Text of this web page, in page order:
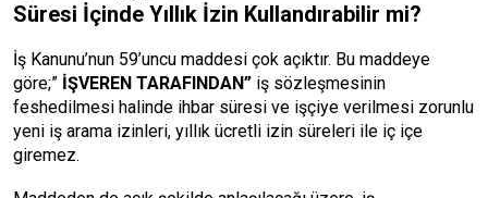
Süresi İçinde Yıllık İzin Kullandırabilir mi?
İş Kanunu’nun 59’uncu maddesi çok açıktır. Bu maddeye
göre;” İŞVEREN TARAFINDAN” iş sözleşmesinin
feshedilmesi halinde ihbar süresi ve işçiye verilmesi zorunlu
yeni iş arama izinleri, yıllık ücretli izin süreleri ile iç içe
giremez.